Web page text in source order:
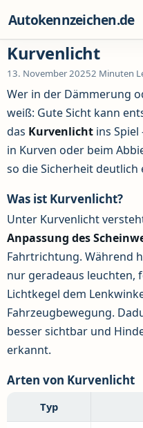
Autokennzeichen.de
Kurvenlicht
13. November 20252 Minuten
Wer in der Dämmerung
weiß: Gute Sicht kann
das Kurvenlicht ins Spiel
in Kurven oder beim
so die Sicherheit deutlich
Was ist Kurvenlicht?
Unter Kurvenlicht
Anpassung des
Fahrtrichtung. Während
nur geradeaus leuchten,
Lichtkegel dem
Fahrzeugbewegung.
besser sichtbar und
erkannt.
Arten von Kurvenlicht
Typ